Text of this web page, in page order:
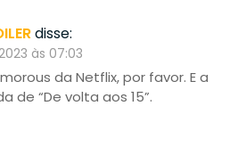
disse:
às 07:03
da Netflix, por favor. E a
de “De volta aos 15”.